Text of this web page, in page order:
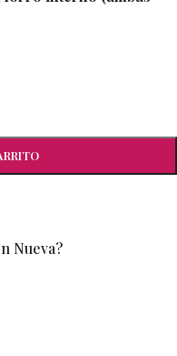
Nueva?